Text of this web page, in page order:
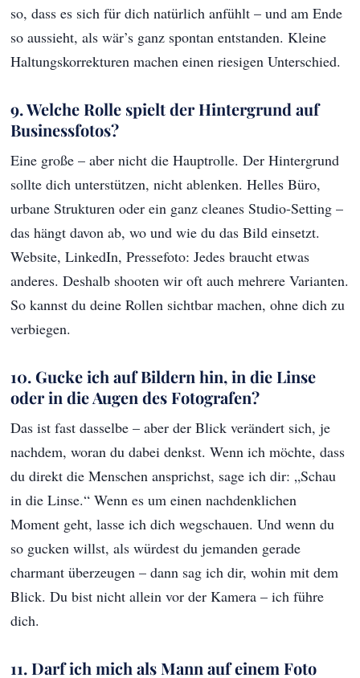
so, dass es sich für dich natürlich anfühlt – und am Ende
so aussieht, als wär’s ganz spontan entstanden. Kleine
Haltungskorrekturen machen einen riesigen Unterschied.
9. Welche Rolle spielt der Hintergrund auf
Businessfotos?
Eine große – aber nicht die Hauptrolle. Der Hintergrund
sollte dich unterstützen, nicht ablenken. Helles Büro,
urbane Strukturen oder ein ganz cleanes Studio-Setting –
das hängt davon ab, wo und wie du das Bild einsetzt.
Website, LinkedIn, Pressefoto: Jedes braucht etwas
anderes. Deshalb shooten wir oft auch mehrere Varianten.
So kannst du deine Rollen sichtbar machen, ohne dich zu
verbiegen.
10. Gucke ich auf Bildern hin, in die Linse
oder in die Augen des Fotografen?
Das ist fast dasselbe – aber der Blick verändert sich, je
nachdem, woran du dabei denkst. Wenn ich möchte, dass
du direkt die Menschen ansprichst, sage ich dir: „Schau
in die Linse.“ Wenn es um einen nachdenklichen
Moment geht, lasse ich dich wegschauen. Und wenn du
so gucken willst, als würdest du jemanden gerade
charmant überzeugen – dann sag ich dir, wohin mit dem
Blick. Du bist nicht allein vor der Kamera – ich führe
dich.
11. Darf ich mich als Mann auf einem Foto